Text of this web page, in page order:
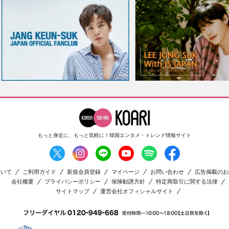
もっと身近に、もっと気軽に！ 韓国エンタメ・トレンド情報サイト
て ご利用ガイド 新規会員登録 マイページ お問い合わせ
広告掲載の
会社概要
プライバシーポリシー 保険勧誘方針
特定商取引に関する法律
サイトマップ
運営会社オフィシャルサイト